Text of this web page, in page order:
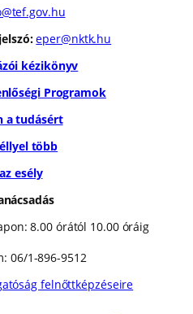
eper@nktk.hu
kézikönyv
Programok
a tudásért
több
esély
8.00 órától 10.00 óráig
06/1-896-9512
felnőttképzéseire